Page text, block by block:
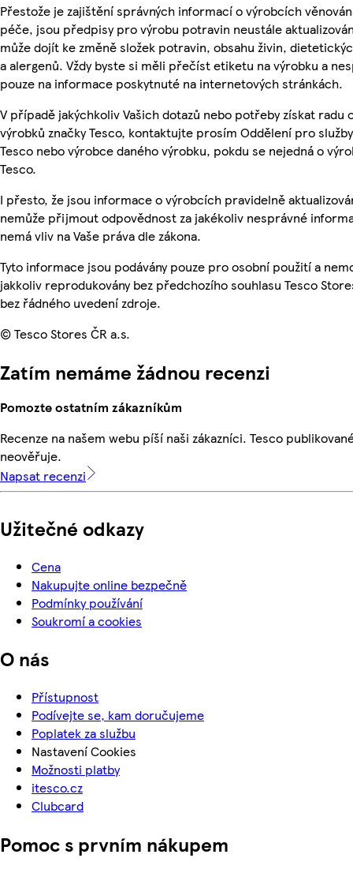
Přestože je zajištění správných informací o výrobcích
péče, jsou předpisy pro výrobu potravin neustále
může dojít ke změně složek potravin, obsahu živin,
a alergenů. Vždy byste si měli přečíst etiketu na výrobku a
pouze na informace poskytnuté na internetových stránkách.
V případě jakýchkoliv Vašich dotazů nebo potřeby získat radu
výrobků značky Tesco, kontaktujte prosím Oddělení pro
Tesco nebo výrobce daného výrobku, pokdu se nejedná o
Tesco.
I přesto, že jsou informace o výrobcích pravidelně
nemůže přijmout odpovědnost za jakékoliv nesprávné
nemá vliv na Vaše práva dle zákona.
Tyto informace jsou podávány pouze pro osobní použití a
jakkoliv reprodukovány bez předchozího souhlasu Tesco
bez řádného uvedení zdroje.
© Tesco Stores ČR a.s.
Zatím nemáme žádnou recenzi
Pomozte ostatním zákazníkům
Recenze na našem webu píší naši zákazníci. Tesco
neověřuje.
Napsat recenzi
Užitečné odkazy
Cena
Nakupujte online bezpečně
Podmínky používání
Soukromí a cookies
O nás
Přístupnost
Podívejte se, kam doručujeme
Poplatek za službu
Nastavení Cookies
Možnosti platby
itesco.cz
Clubcard
Pomoc s prvním nákupem